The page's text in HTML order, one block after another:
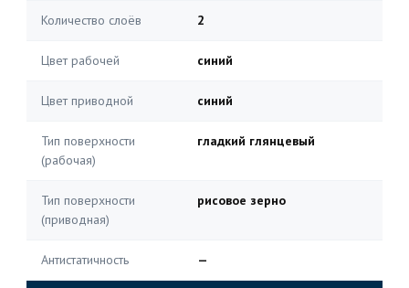
Количество слоёв 2
Цвет рабочей синий
Цвет приводной синий
Тип поверхности
(рабочая)
гладкий глянцевый
Тип поверхности
(приводная)
рисовое зерно
Антистатичность —